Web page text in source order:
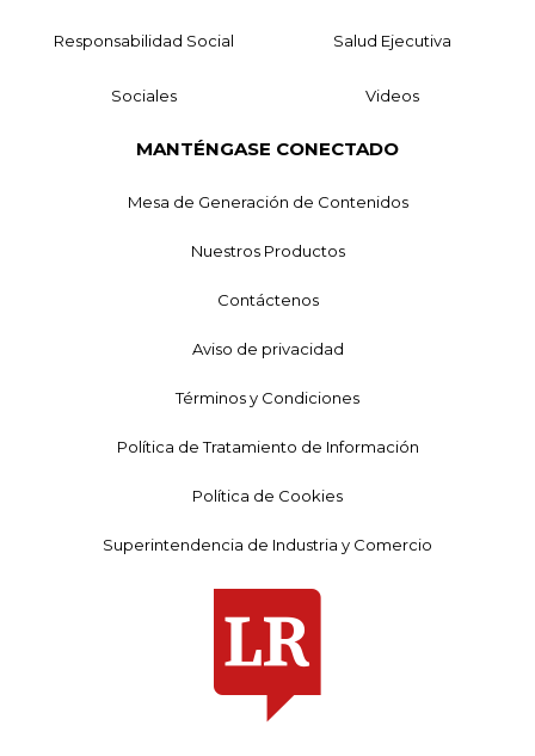
Responsabilidad Social Salud Ejecutiva
Sociales Videos
MANTÉNGASE CONECTADO
Mesa de Generación de Contenidos
Nuestros Productos
Contáctenos
Aviso de privacidad
Términos y Condiciones
Política de Tratamiento de Información
Política de Cookies
Superintendencia de Industria y Comercio